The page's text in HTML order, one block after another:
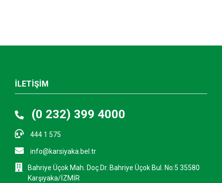
İLETİŞİM
(0 232) 399 4000
444 1 575
info@karsiyaka.bel.tr
Bahriye Üçok Mah. Doç.Dr. Bahriye Üçok Bul. No:5 35580
Karşıyaka/İZMİR